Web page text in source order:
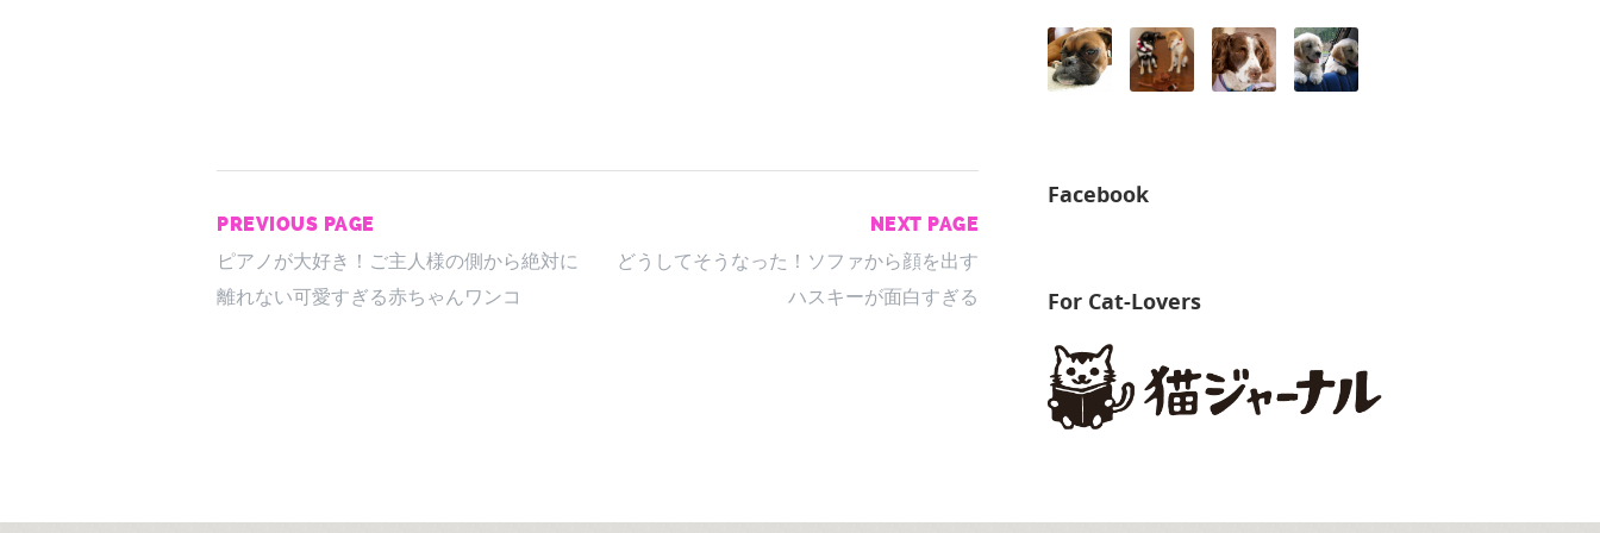
PREVIOUS PAGE
ピアノが大好き！ご主人様の側から絶対に
離れない可愛すぎる赤ちゃんワンコ
NEXT PAGE
どうしてそうなった！ソファから顔を出す
ハスキーが面白すぎる
Facebook
For Cat-Lovers